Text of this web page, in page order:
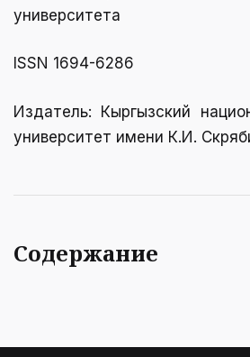
университета
ISSN 1694-6286
Издатель: Кыргызский
университет имени К.И.
Содержание